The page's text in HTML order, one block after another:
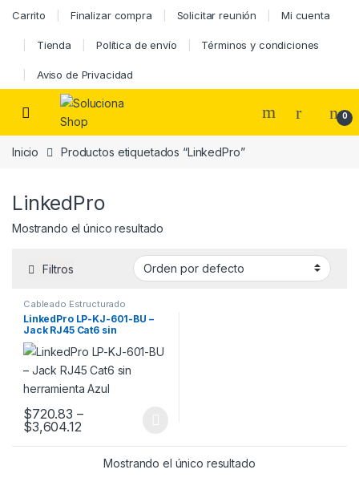
Carrito Finalizar compra Solicitar reunión Mi cuenta
Tienda Política de envío Términos y condiciones
Aviso de Privacidad
0
Inicio Productos etiquetados “LinkedPro”
LinkedPro
Mostrando el único resultado
Filtros
Cableado Estructurado
LinkedPro LP-KJ-601-BU –
Jack RJ45 Cat6 sin
herramienta Azul
$720.83 –
$3,604.12Price range: $720.83 through $3,604.12
Este producto tiene múltiples variantes. Las opciones se
Mostrando el único resultado